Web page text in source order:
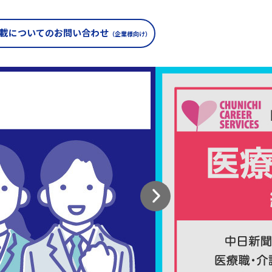
についてのお問い合わせ （企業様向け）